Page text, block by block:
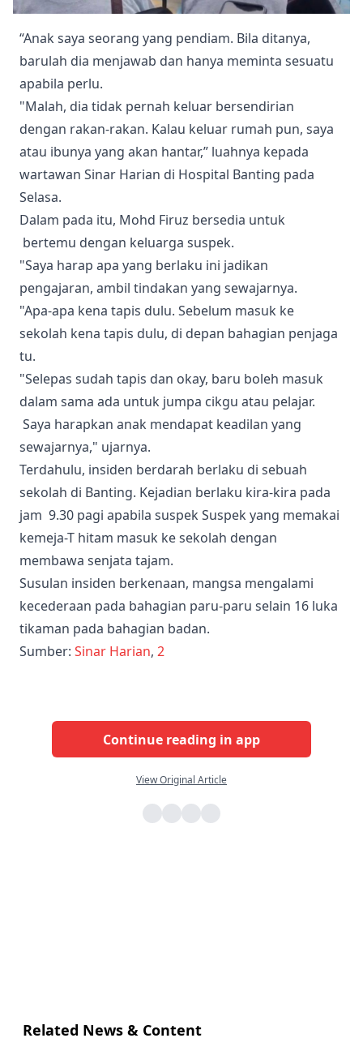
“Anak saya seorang yang pendiam. Bila ditanya,
barulah dia menjawab dan hanya meminta sesuatu
apabila perlu.
"Malah, dia tidak pernah keluar bersendirian
dengan rakan-rakan. Kalau keluar rumah pun, saya
atau ibunya yang akan hantar,” luahnya kepada
wartawan Sinar Harian di Hospital Banting pada
Selasa.
Dalam pada itu, Mohd Firuz bersedia untuk
bertemu dengan keluarga suspek.
"Saya harap apa yang berlaku ini jadikan
pengajaran, ambil tindakan yang sewajarnya.
"Apa-apa kena tapis dulu. Sebelum masuk ke
sekolah kena tapis dulu, di depan bahagian penjaga
tu.
"Selepas sudah tapis dan okay, baru boleh masuk
dalam sama ada untuk jumpa cikgu atau pelajar.
Saya harapkan anak mendapat keadilan yang
sewajarnya," ujarnya.
Terdahulu, insiden berdarah berlaku di sebuah
sekolah di Banting. Kejadian berlaku kira-kira pada
jam 9.30 pagi apabila suspek Suspek yang memakai
kemeja-T hitam masuk ke sekolah dengan
membawa senjata tajam.
Susulan insiden berkenaan, mangsa mengalami
kecederaan pada bahagian paru-paru selain 16 luka
tikaman pada bahagian badan.
Sumber: Sinar Harian, 2
Continue reading in app
View Original Article
Related News & Content